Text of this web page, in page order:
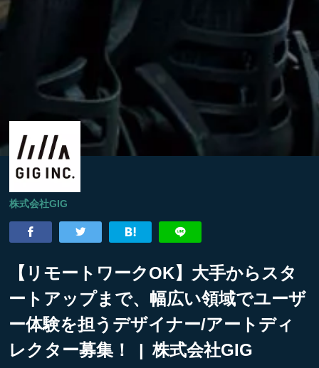
株式会社GIG
【リモートワークOK】大手からスタ
ートアップまで、幅広い領域でユーザ
ー体験を担うデザイナー/アートディ
レクター募集！ | 株式会社GIG